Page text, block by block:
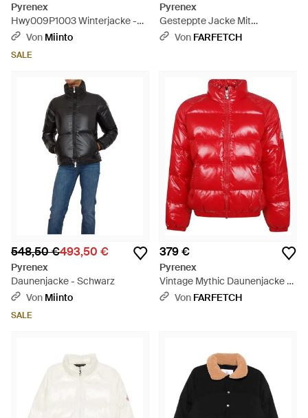
Pyrenex
Hwy009P1003 Winterjacke -
WeißVon Miinto
SALE
Pyrenex
Gesteppte Jacke Mit
Rollkragen - Natur
Von FARFETCH
548,50 €493,50 €
Pyrenex
Daunenjacke - Schwarz
Von Miinto
SALE
379 €
Pyrenex
Vintage Mythic Daunenjacke -
RotVon FARFETCH